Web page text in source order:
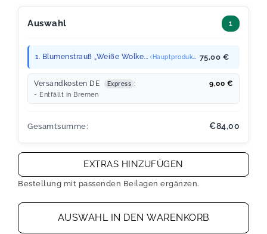
Auswahl 1
1. Blumenstrauß „Weiße Wolke... (Hauptprodukt) 75,00 €
Versandkosten DE Express : 9,00 €
- Entfällt in Bremen
Gesamtsumme: €84,00
EXTRAS HINZUFÜGEN
Bestellung mit passenden Beilagen ergänzen.
AUSWAHL IN DEN WARENKORB